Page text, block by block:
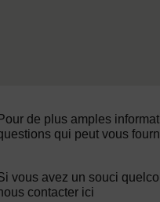
Pour de plus amples
qui peut vous
vous avez un souci
contacter ici